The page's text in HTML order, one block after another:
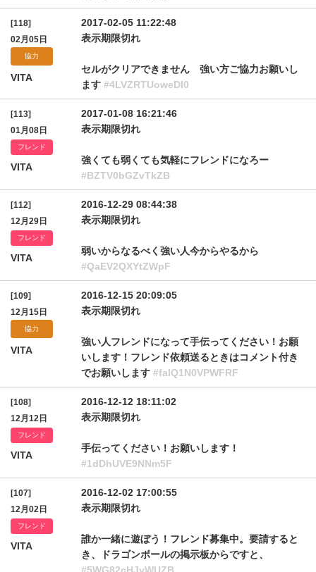
[118]
02月05日
協力
VITA
2017-02-05 11:22:48
表示期限切れ
セルがクリアできません 強い方ご協力お願いし
ます #4LVZRTUoweDI0
[113]
01月08日
フレンド
VITA
2017-01-08 16:21:46
表示期限切れ
強くても弱くても気軽にフレンドになろー
#BZTV0bGZvTkZB
[112]
12月29日
フレンド
VITA
2016-12-29 08:44:38
表示期限切れ
弱いからなるべく強い人今からやるから
#QaEV2QXYtZWpF
[109]
12月15日
協力
VITA
2016-12-15 20:09:05
表示期限切れ
強い人フレンドになって手伝ってください！お願
いします！フレンド依頼送るときはコメント付き
でお願いします #falQ1N0VPWFRF
[108]
12月12日
フレンド
VITA
2016-12-12 18:11:02
表示期限切れ
手伝ってください！お願いします！
#1dDhUVE9NNm5F
[107]
12月02日
フレンド
VITA
2016-12-02 17:00:55
表示期限切れ
誰か一緒に遊ぼう！フレンド募集中。要請すると
き、ドラゴンボールの掲示板からですと、